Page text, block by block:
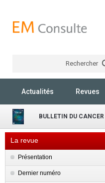
Rechercher
Actualités Revues
BULLETIN DU CANCER
La revue
Présentation
Dernier numéro